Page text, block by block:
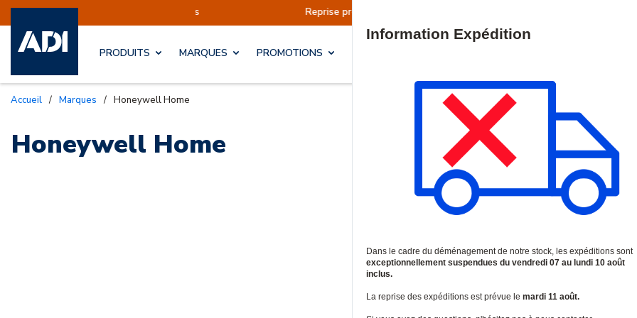
sont actuellement suspendues Reprise prévue le mardi 11 août. Information | Les
PRODUITS MARQUES PROMOTIONS
Accueil / Marques / Honeywell Home
Honeywell Home